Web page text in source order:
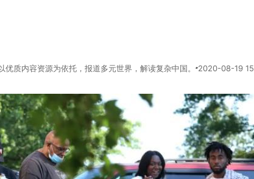
质内容资源为依托，报道多元世界，解读复杂中国。 2020-08-19